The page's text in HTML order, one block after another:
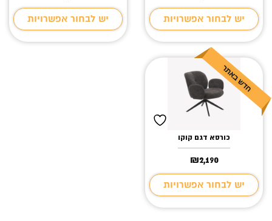
יש לבחור אפשרויות יש לבחור אפשרויות
כורסא דגם קוקו
₪2,190
יש לבחור אפשרויות